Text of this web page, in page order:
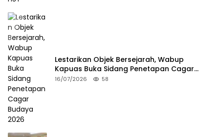
Lestarikan Objek Bersejarah, Wabup
Kapuas Buka Sidang Penetapan Cagar
Budaya 2026
16/07/2026 58